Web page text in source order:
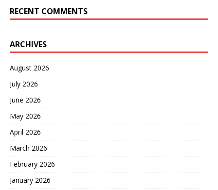
RECENT COMMENTS
ARCHIVES
August 2026
July 2026
June 2026
May 2026
April 2026
March 2026
February 2026
January 2026